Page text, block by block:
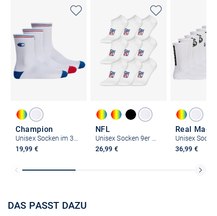
Champion
19,99 €
NFL
26,99 €
Real
36,99 €
DAS PASST DAZU